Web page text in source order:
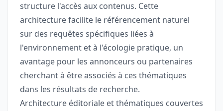
structure l'accès aux contenus. Cette
architecture facilite le référencement naturel
sur des requêtes spécifiques liées à
l'environnement et à l'écologie pratique, un
avantage pour les annonceurs ou partenaires
cherchant à être associés à ces thématiques
dans les résultats de recherche.
Architecture éditoriale et thématiques couvertes